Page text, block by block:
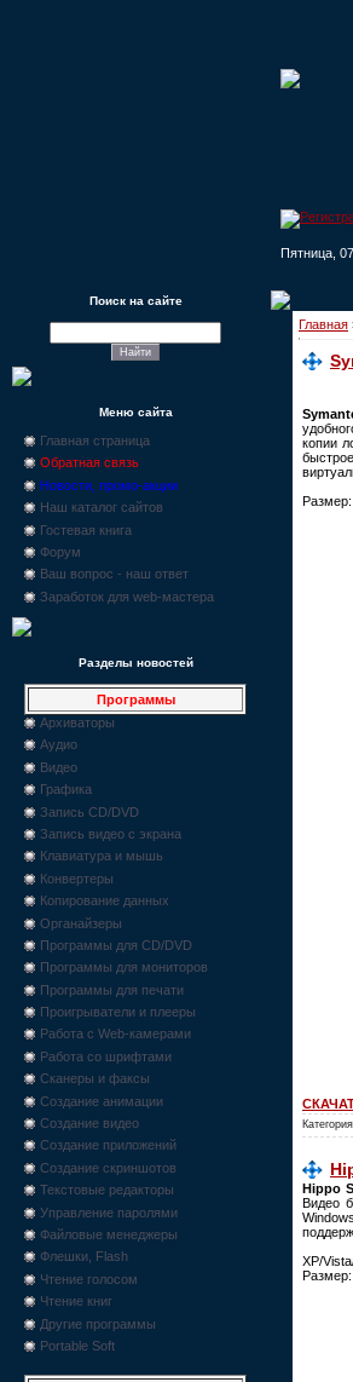
Пятница,
Поиск на сайте
Меню сайта
Главная страница
Обратная связь
Новости, промо-акции
Наш каталог сайтов
Гостевая книга
Форум
Ваш вопрос - наш ответ
Заработок для web-мастера
Разделы новостей
Программы
Архиваторы
Аудио
Видео
Графика
Запись CD/DVD
Запись видео с экрана
Клавиатура и мышь
Конвертеры
Копирование данных
Органайзеры
Программы для CD/DVD
Программы для мониторов
Программы для печати
Проигрыватели и плееры
Работа с Web-камерами
Работа со шрифтами
Сканеры и факсы
Создание анимации
Создание видео
Создание приложений
Создание скриншотов
Текстовые редакторы
Управление паролями
Файловые менеджеры
Флешки, Flash
Чтение голосом
Чтение книг
Другие программы
Portable Soft
Главная
копии
Hippo
Видео
XP/